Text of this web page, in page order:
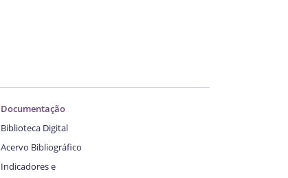
Documentação
Biblioteca Digital
Acervo Bibliográfico
Indicadores e